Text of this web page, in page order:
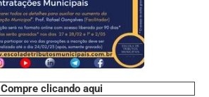
Compre clicando aqui